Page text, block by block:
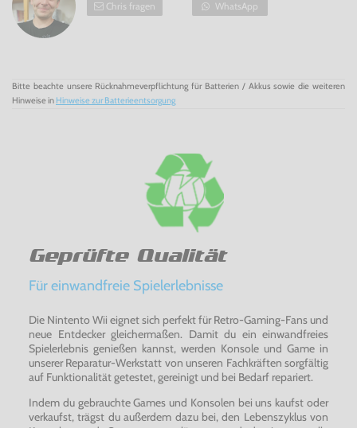
Chris fragen WhatsApp
Bitte beachte unsere Rücknahmeverpflichtung für Batterien / Akkus sowie die weiteren
Hinweise in Hinweise zur Batterieentsorgung
Geprüfte Qualität
Für einwandfreie Spielerlebnisse
Die Nintento Wii eignet sich perfekt für Retro-Gaming-Fans und
neue Entdecker gleichermaßen. Damit du ein einwandfreies
Spielerlebnis genießen kannst, werden Konsole und Game in
unserer Reparatur-Werkstatt von unseren Fachkräften sorgfältig
auf Funktionalität getestet, gereinigt und bei Bedarf repariert.
Indem du gebrauchte Games und Konsolen bei uns kaufst oder
verkaufst, trägst du außerdem dazu bei, den Lebenszyklus von